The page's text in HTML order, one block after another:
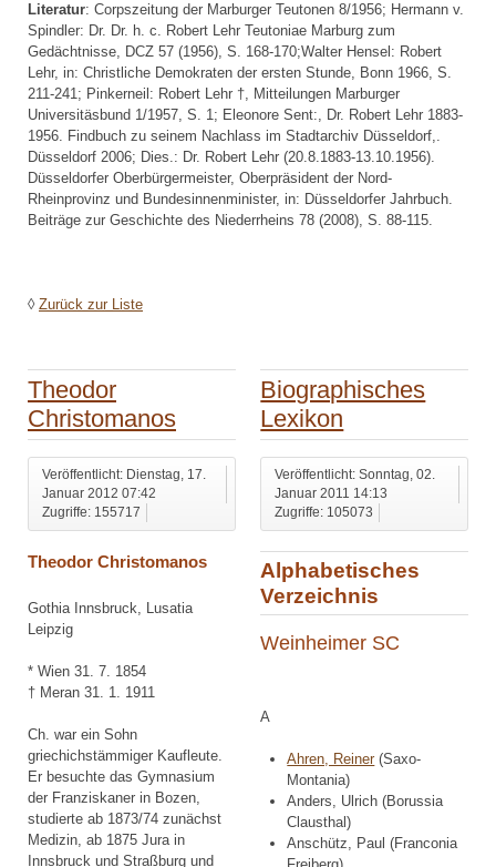
Literatur: Corpszeitung der Marburger Teutonen 8/1956; Hermann v.
Spindler: Dr. Dr. h. c. Robert Lehr Teutoniae Marburg zum
Gedächtnisse, DCZ 57 (1956), S. 168-170;Walter Hensel: Robert
Lehr, in: Christliche Demokraten der ersten Stunde, Bonn 1966, S.
211-241; Pinkerneil: Robert Lehr †, Mitteilungen Marburger
Universitäsbund 1/1957, S. 1; Eleonore Sent:, Dr. Robert Lehr 1883-
1956. Findbuch zu seinem Nachlass im Stadtarchiv Düsseldorf,.
Düsseldorf 2006; Dies.: Dr. Robert Lehr (20.8.1883-13.10.1956).
Düsseldorfer Oberbürgermeister, Oberpräsident der Nord-
Rheinprovinz und Bundesinnenminister, in: Düsseldorfer Jahrbuch.
Beiträge zur Geschichte des Niederrheins 78 (2008), S. 88-115.
◊ Zurück zur Liste
Theodor
Christomanos
Veröffentlicht: Dienstag, 17.
Januar 2012 07:42
Zugriffe: 155717
Theodor Christomanos
Gothia Innsbruck, Lusatia
Leipzig
* Wien 31. 7. 1854
† Meran 31. 1. 1911
Ch. war ein Sohn
griechichstämmiger Kaufleute.
Er besuchte das Gymnasium
der Franziskaner in Bozen,
studierte ab 1873/74 zunächst
Medizin, ab 1875 Jura in
Innsbruck und Straßburg und
Biographisches
Lexikon
Veröffentlicht: Sonntag, 02.
Januar 2011 14:13
Zugriffe: 105073
Alphabetisches
Verzeichnis
Weinheimer SC
A
Ahren, Reiner (Saxo-
Montania)
Anders, Ulrich (Borussia
Clausthal)
Anschütz, Paul (Franconia